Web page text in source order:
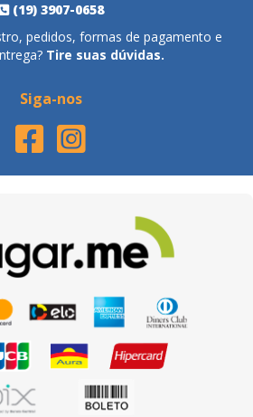
(19) 3907-0658
pedidos, formas de pagamento e
Tire suas dúvidas.
Siga-nos